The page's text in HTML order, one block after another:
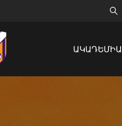
ԱԿԱԴԵՄԻԱ